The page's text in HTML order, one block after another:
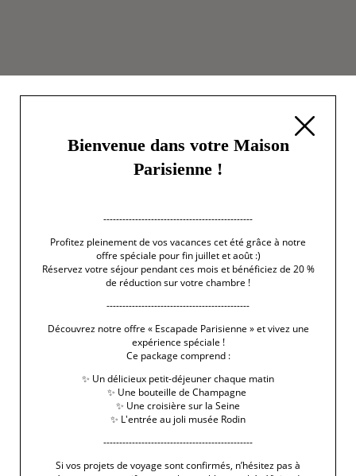
Bienvenue dans votre Maison
Parisienne !
-----------------------------------------------
Profitez pleinement de vos vacances cet été grâce à notre
offre spéciale pour fin juillet et août :)
Réservez votre séjour pendant ces mois et bénéficiez de 20 %
de réduction sur votre chambre !
---------------------------------------------
Découvrez notre offre « Escapade Parisienne » et vivez une
expérience spéciale !
Ce package comprend :
✨ Un délicieux petit-déjeuner chaque matin
✨ Une bouteille de Champagne
✨ Une croisière sur la Seine
✨ L'entrée au joli musée Rodin
-----------------------------------------------
Si vos projets de voyage sont confirmés, n’hésitez pas à